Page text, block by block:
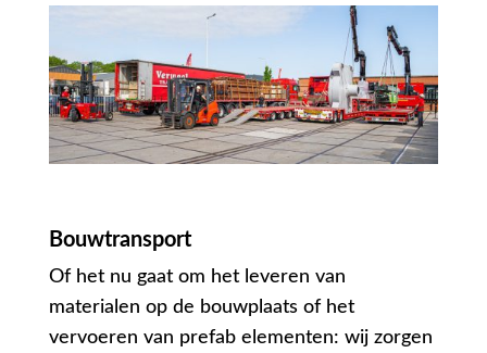
Bouwtransport
Of het nu gaat om het leveren van
materialen op de bouwplaats of het
vervoeren van prefab elementen: wij zorgen